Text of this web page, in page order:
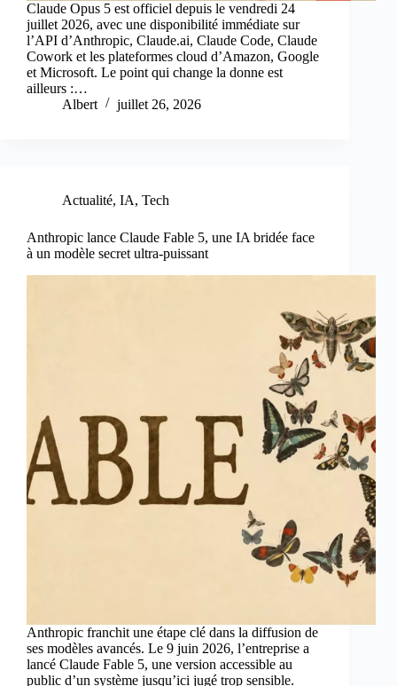
Claude Opus 5 est officiel depuis le vendredi 24
juillet 2026, avec une disponibilité immédiate sur
l’API d’Anthropic, Claude.ai, Claude Code, Claude
Cowork et les plateformes cloud d’Amazon, Google
et Microsoft. Le point qui change la donne est
ailleurs :…
Albert
juillet 26, 2026
Actualité, IA, Tech
Anthropic lance Claude Fable 5, une IA bridée face
à un modèle secret ultra‑puissant
Anthropic franchit une étape clé dans la diffusion de
ses modèles avancés. Le 9 juin 2026, l’entreprise a
lancé Claude Fable 5, une version accessible au
public d’un système jusqu’ici jugé trop sensible.